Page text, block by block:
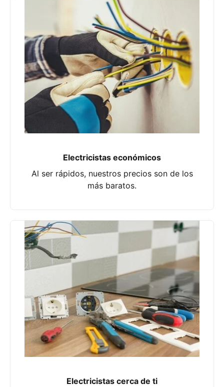
Electricistas económicos
Al ser rápidos, nuestros precios son de los
más baratos.
Electricistas cerca de ti